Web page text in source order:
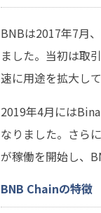
BNBは2017年7月
ました。当初は取
速に用途を拡大して
2019年4月には
なりました。さら
が稼働を開始し、
BNB Chainの特徴